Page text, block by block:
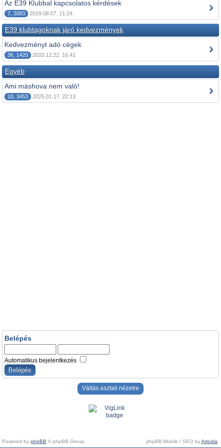
Az E39 Klubbal kapcsolatos kérdések
7, 3083 2019.08.07. 11:24
E39 klubtagoknak járó kedvezmények
Kedvezményt adó cégek
36, 1420 2020.12.22. 16:41
Egyéb
Ami máshova nem való!
10, 3453 2025.01.17. 22:13
Belépés
Automatikus bejelentkezés
Váltás asztali nézetre
Powered by phpBB © phpBB Group. phpBB Mobile / SEO byArtodia.